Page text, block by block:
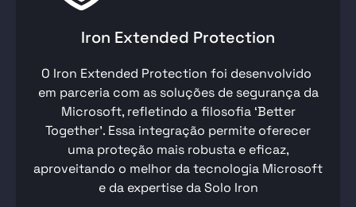
Iron Extended Protection
O Iron Extended Protection foi desenvolvido
em parceria com as soluções de segurança da
Microsoft, refletindo a filosofia ‘Better
Together’. Essa integração permite oferecer
uma proteção mais robusta e eficaz,
aproveitando o melhor da tecnologia Microsoft
e da expertise da Solo Iron